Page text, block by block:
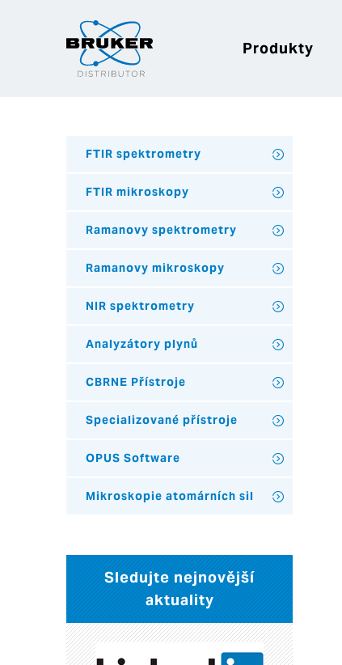
Produkty
FTIR spektrometry
FTIR mikroskopy
Ramanovy spektrometry
Ramanovy mikroskopy
NIR spektrometry
Analyzátory plynů
CBRNE Přístroje
Specializované přístroje
OPUS Software
Mikroskopie atomárních sil
Sledujte nejnovější
aktuality